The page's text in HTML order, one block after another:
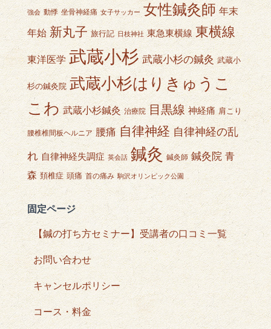
強会 動悸 坐骨神経痛 女子サッカー 女性鍼灸師 年末
年始 新丸子 旅行記 日枝神社 東急東横線 東横線
東洋医学 武蔵小杉 武蔵小杉の鍼灸 武蔵小
杉の鍼灸院 武蔵小杉はりきゅうこ
こわ 武蔵小杉鍼灸 治療院 目黒線 神経痛 肩こり
腰椎椎間板ヘルニア 腰痛 自律神経 自律神経の乱
れ 自律神経失調症 英会話 鍼灸 鍼灸師 鍼灸院 青
森 頚椎症 頭痛 首の痛み 駒沢オリンピック公園
固定ページ
【鍼の打ち方セミナー】受講者の口コミ一覧
お問い合わせ
キャンセルポリシー
コース・料金